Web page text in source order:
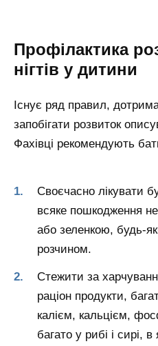
Профілактика
нігтів у дитини
Існує ряд правил,
запобігати розвиток
Фахівці рекомендують
Своєчасно лікувати
всяке пошкодження
або зеленкою, будь-
розчином.
Стежити за
раціон продукти,
калієм, кальцієм,
багато у рибі і сирі,